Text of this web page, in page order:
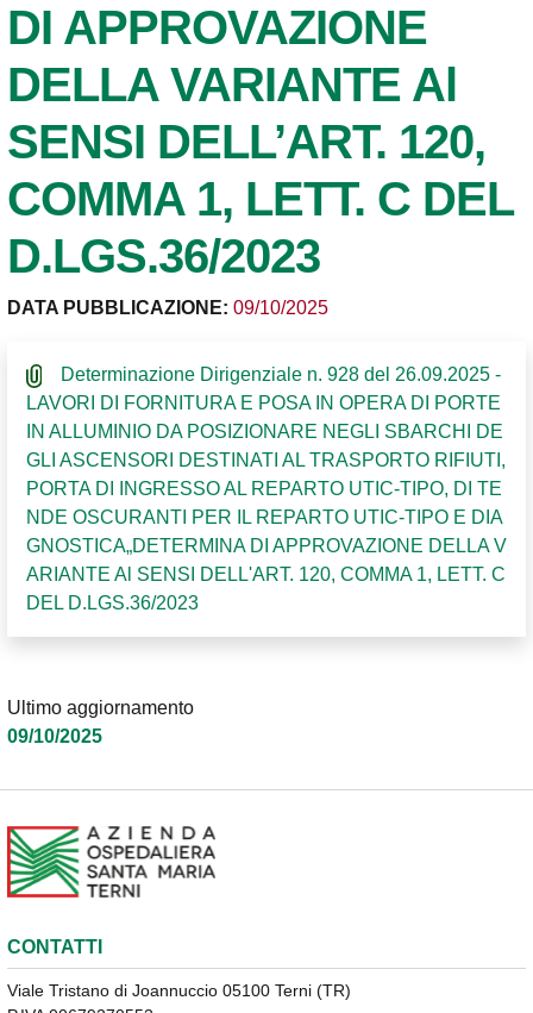
DI APPROVAZIONE
DELLA VARIANTE Al
SENSI DELL’ART. 120,
COMMA 1, LETT. C DEL
D.LGS.36/2023
DATA PUBBLICAZIONE: 09/10/2025
Determinazione Dirigenziale n. 928 del 26.09.2025 -
LAVORI DI FORNITURA E POSA IN OPERA DI PORTE
IN ALLUMINIO DA POSIZIONARE NEGLI SBARCHI DE
GLI ASCENSORI DESTINATI AL TRASPORTO RIFIUTI,
PORTA DI INGRESSO AL REPARTO UTIC-TIPO, DI TE
NDE OSCURANTI PER IL REPARTO UTIC-TIPO E DIA
GNOSTICA„DETERMINA DI APPROVAZIONE DELLA V
ARIANTE Al SENSI DELL'ART. 120, COMMA 1, LETT. C
DEL D.LGS.36/2023
Ultimo aggiornamento
09/10/2025
CONTATTI
Viale Tristano di Joannuccio 05100 Terni (TR)